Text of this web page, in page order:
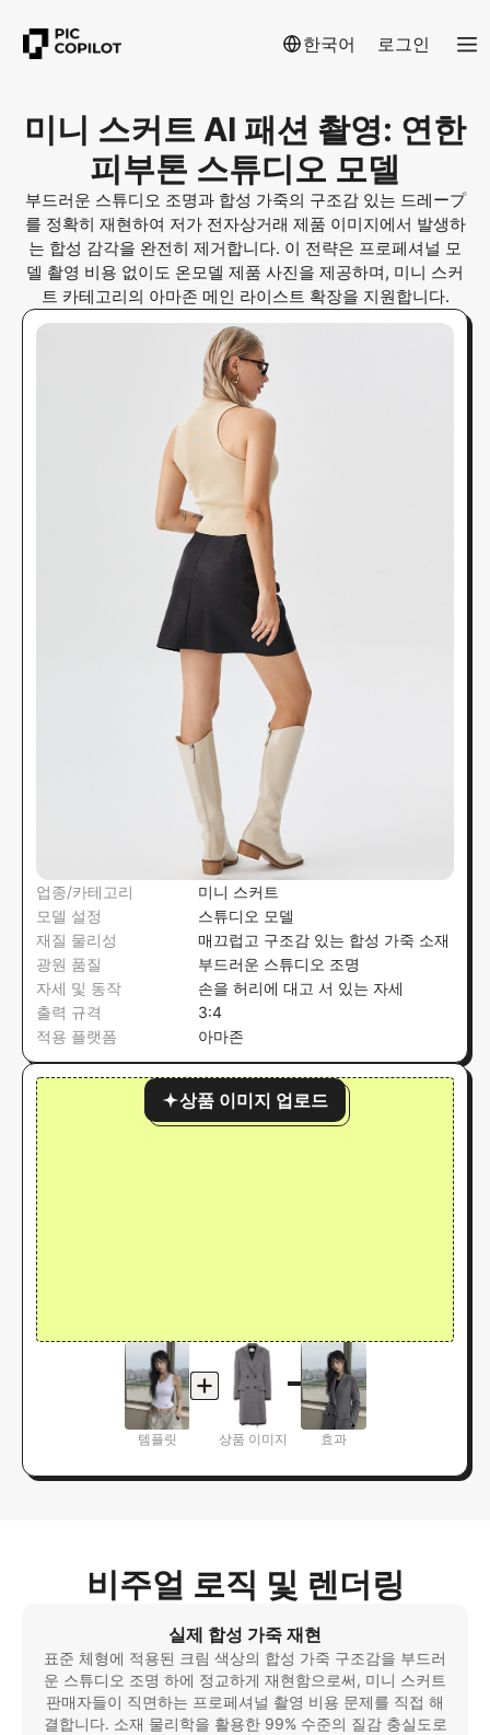
한국어 로그인
미니 스커트 AI 패션 촬영: 연한
피부톤 스튜디오 모델
부드러운 스튜디오 조명과 합성 가죽의 구조감 있는 드레ープ
를 정확히 재현하여 저가 전자상거래 제품 이미지에서 발생하
는 합성 감각을 완전히 제거합니다. 이 전략은 프로페셔널 모
델 촬영 비용 없이도 온모델 제품 사진을 제공하며, 미니 스커
트 카테고리의 아마존 메인 라이스트 확장을 지원합니다.
업종/카테고리
미니 스커트
모델 설정
스튜디오 모델
재질 물리성
매끄럽고 구조감 있는 합성 가죽 소재
광원 품질
부드러운 스튜디오 조명
자세 및 동작
손을 허리에 대고 서 있는 자세
출력 규격
3:4
적용 플랫폼
아마존
상품 이미지 업로드
템플릿 상품 이미지 효과
비주얼 로직 및 렌더링
실제 합성 가죽 재현
표준 체형에 적용된 크림 색상의 합성 가죽 구조감을 부드러
운 스튜디오 조명 하에 정교하게 재현함으로써, 미니 스커트
판매자들이 직면하는 프로페셔널 촬영 비용 문제를 직접 해
결합니다. 소재 물리학을 활용한 99% 수준의 질감 충실도로